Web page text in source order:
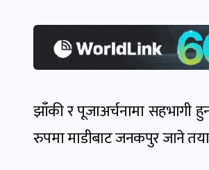
झाँकी र पूजाअर्चनामा
रुपमा माडीबाट जनकपुर जाने